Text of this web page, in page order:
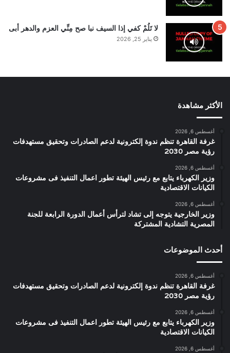
لا تَلُمْ كفي إذا السيف نبا صح مِنِّي العزم والدهر أبى
يناير 25, 2026
الأكثر مشاهدة
أغسطس 6, 2026
غرفة القاهرة تنظم ندوة إلكترونية لدعم الصادرات وتحقيق مستهدفات
رؤية مصر 2030
أغسطس 6, 2026
وزير الكهرباء يتابع مع رئيس الهيئة تطور اعمال التنفيذ فى مشروعات
الكيانات الاقتصادية
أغسطس 6, 2026
وزير الخارجية يتوجه إلى تشاد لترأس أعمال الدورة الرابعة للجنة
المصرية التشادية المشتركة
أحدث الموضوعات
أغسطس 6, 2026
غرفة القاهرة تنظم ندوة إلكترونية لدعم الصادرات وتحقيق مستهدفات
رؤية مصر 2030
أغسطس 6, 2026
وزير الكهرباء يتابع مع رئيس الهيئة تطور اعمال التنفيذ فى مشروعات
الكيانات الاقتصادية
أغسطس 6, 2026